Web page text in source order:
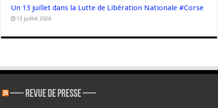
Un 13 juillet dans la Lutte de Libération Nationale #Corse
13 juillet 2026
—- REVUE DE PRESSE —-